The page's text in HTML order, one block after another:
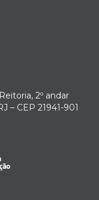
2º andar
– CEP 21941-901